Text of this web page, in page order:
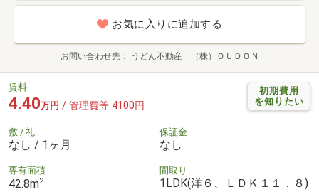
お気に入りに追加する
お問い合わせ先 うどん不動産 （株）ＯＵＤＯＮ
初期費用
を知りたい
賃料
4.40万円 / 管理費等 4100円
敷 / 礼
なし / 1ヶ月
保証金
なし
専有面積
42.8m2
間取り
1LDK(洋６、ＬＤＫ１１．８)